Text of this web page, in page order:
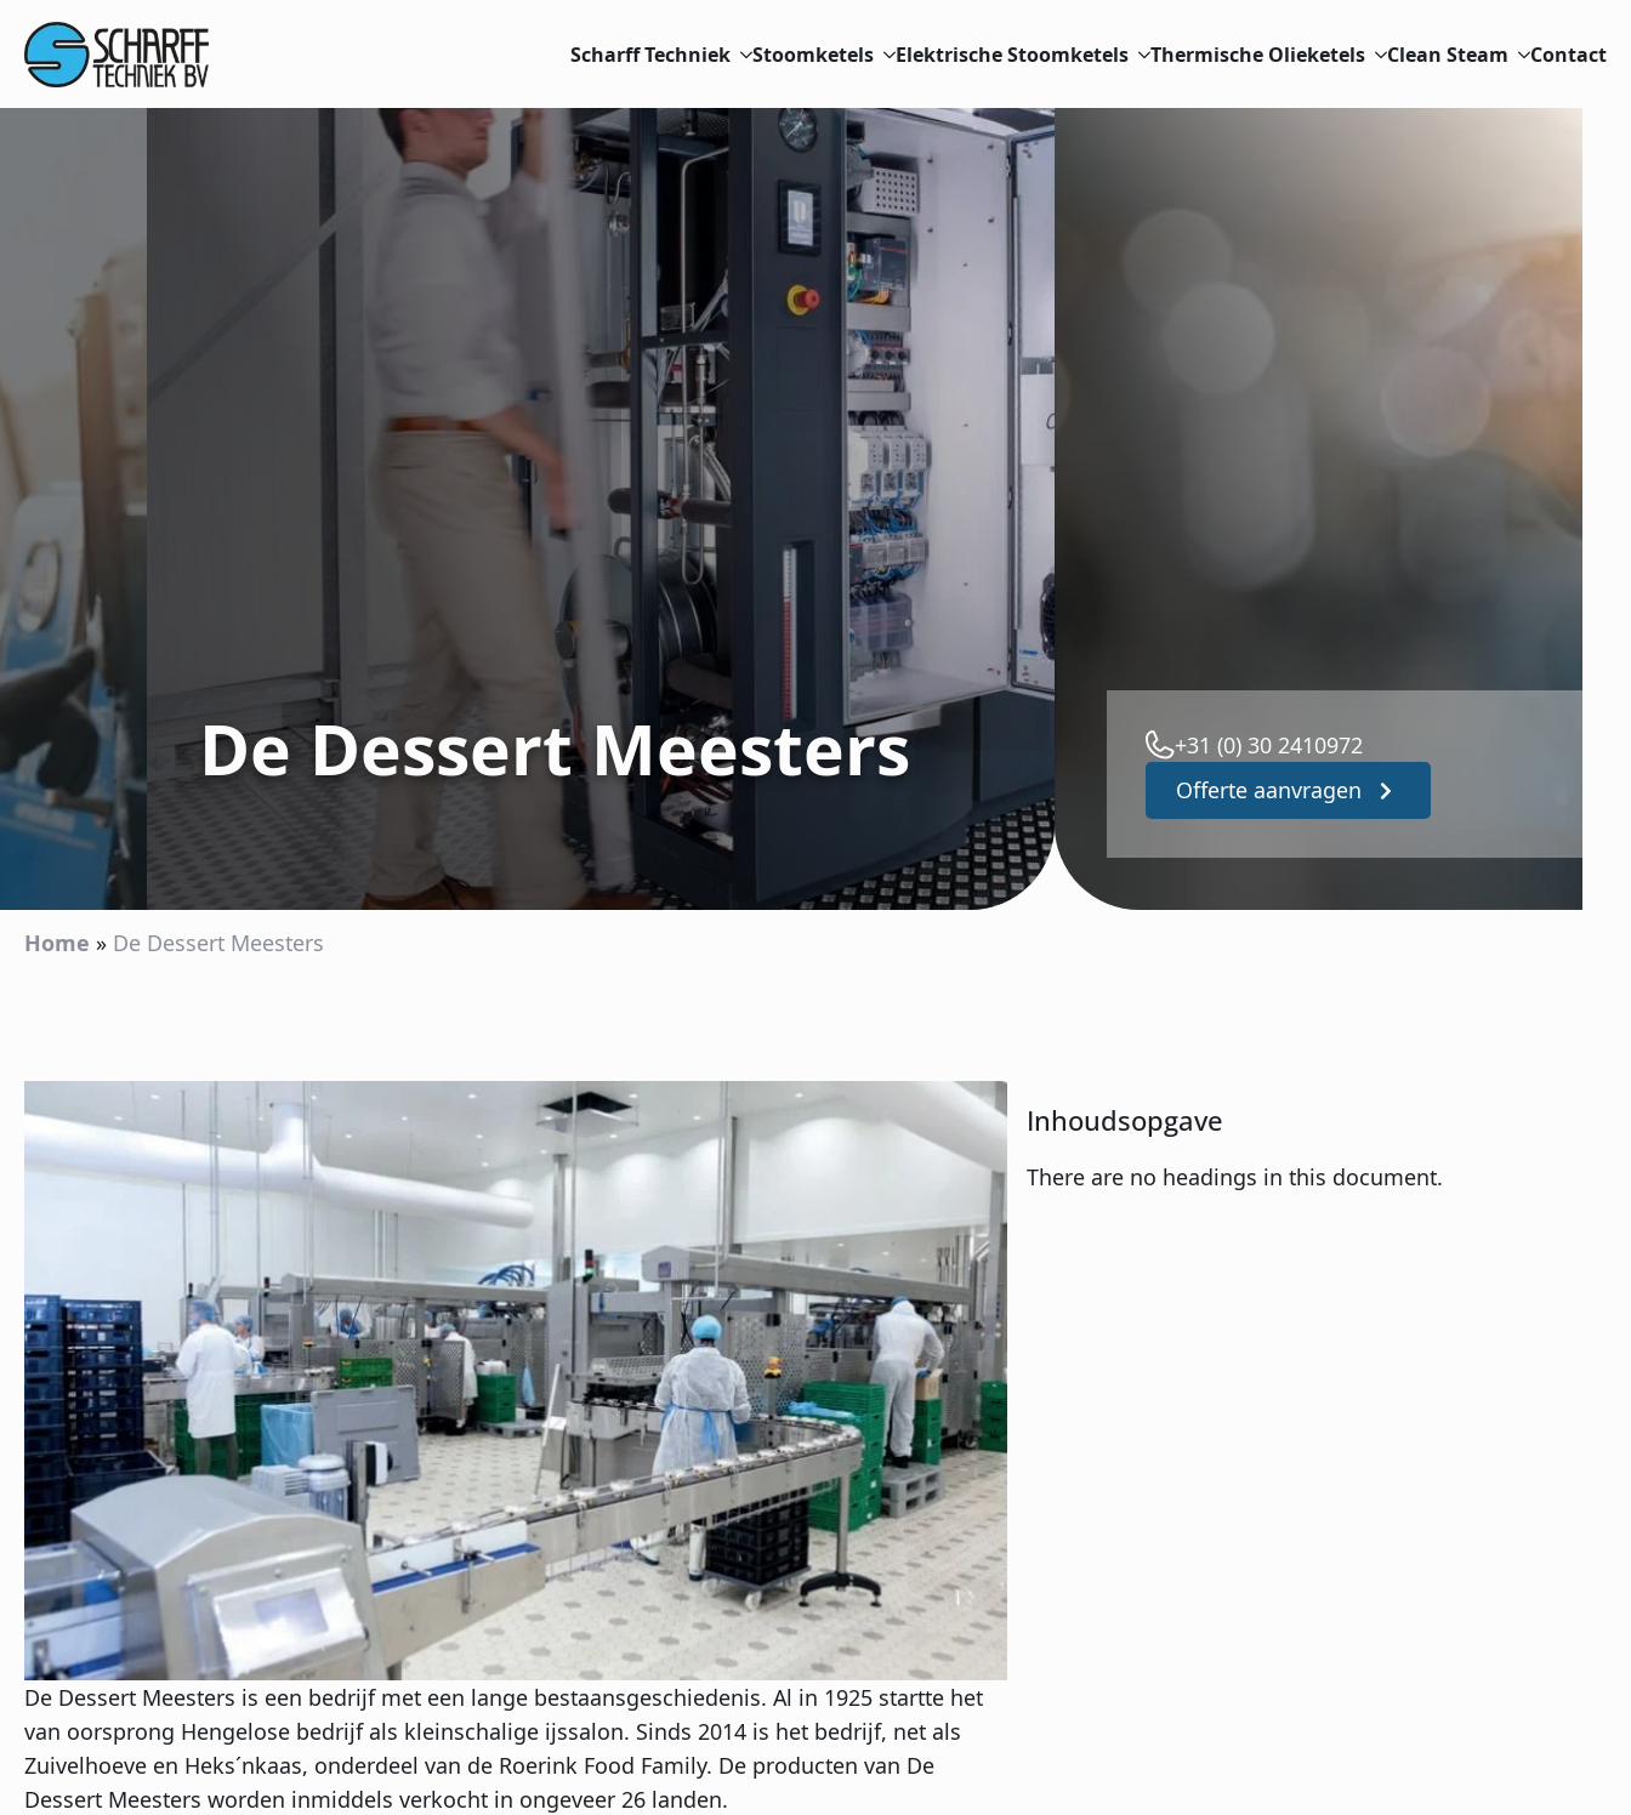
Scharff Techniek Stoomketels Elektrische Stoomketels Thermische Olieketels Clean Steam Contact
De Dessert Meesters
+31 (0) 30 2410972
Offerte aanvragen
Home » De Dessert Meesters
De Dessert Meesters is een bedrijf met een lange bestaansgeschiedenis. Al in 1925 startte het
van oorsprong Hengelose bedrijf als kleinschalige ijssalon. Sinds 2014 is het bedrijf, net als
Zuivelhoeve en Heks´nkaas, onderdeel van de Roerink Food Family. De producten van De
Dessert Meesters worden inmiddels verkocht in ongeveer 26 landen.
Inhoudsopgave
There are no headings in this document.